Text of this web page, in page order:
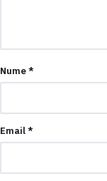
Nume*
Email*